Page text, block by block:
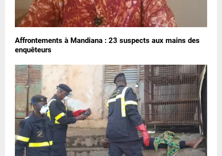
Affrontements à Mandiana : 23 suspects aux mains des
enquêteurs